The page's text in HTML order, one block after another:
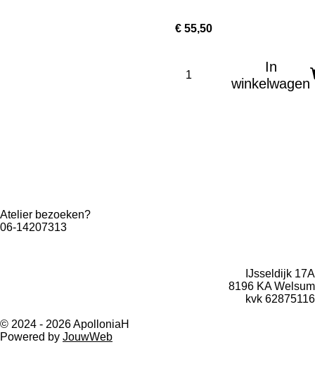
€ 55,50
In
winkelwagen
Atelier bezoeken?
06-14207313
IJsseldijk 17A
8196 KA Welsum
kvk 62875116
© 2024 - 2026 ApolloniaH
Powered by JouwWeb